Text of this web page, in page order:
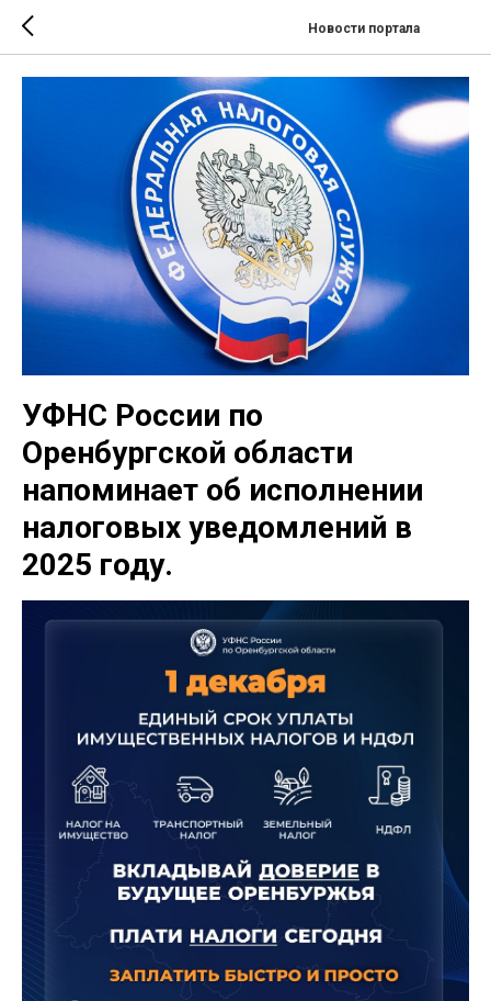
Новости портала
УФНС России по
Оренбургской области
напоминает об исполнении
налоговых уведомлений в
2025 году.